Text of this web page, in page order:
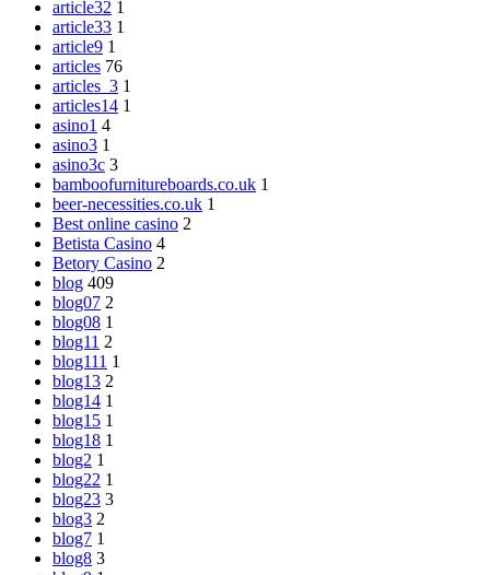
article32 1
article33 1
article9 1
articles 76
articles_3 1
articles14 1
asino1 4
asino3 1
asino3c 3
bamboofurnitureboards.co.uk 1
beer-necessities.co.uk 1
Best online casino 2
Betista Casino 4
Betory Casino 2
blog 409
blog07 2
blog08 1
blog11 2
blog111 1
blog13 2
blog14 1
blog15 1
blog18 1
blog2 1
blog22 1
blog23 3
blog3 2
blog7 1
blog8 3